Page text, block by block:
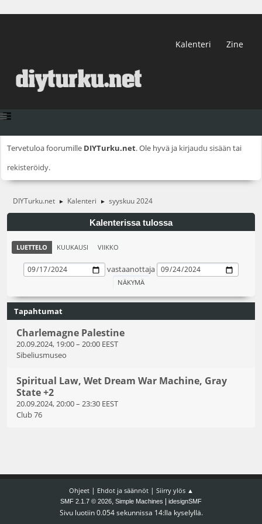
Kalenteri Zine
Tervetuloa foorumille DIYTurku.net. Ole hyvä ja kirjaudu sisään tai
rekisteröidy.
DIYTurku.net ► Kalenteri ► syyskuu 2024
Kalenterissa tulossa
LUETTELO KUUKAUSI VIIKKO
vastaanottaja
Tapahtumat
Charlemagne Palestine
20.09.2024, 19:00– 20:00 EEST
Sibeliusmuseo
Spiritual Law, Wet Dream War Machine, Gray
State +2
20.09.2024, 20:00– 23:30 EEST
Club 76
Ohjeet| Ehdot ja säännöt| Siirry ylös ▲
SMF 2.1.7 © 2026, Simple Machines idesignSMF
Sivu luotiin 0.054 sekunnissa 14:lla kyselyllä.